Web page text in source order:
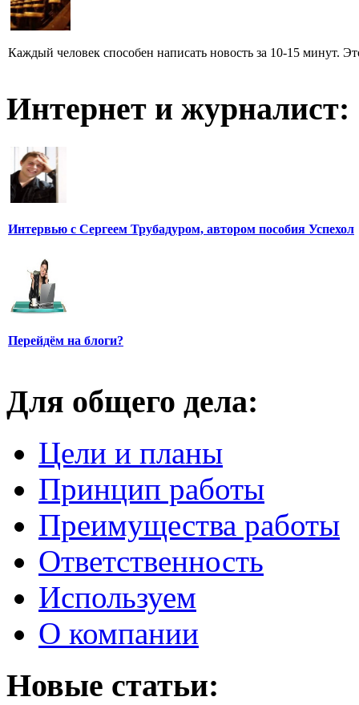
Каждый человек способен написать новость за 10-15 минут.
Интернет и журналист:
Интервью с Сергеем Трубадуром, автором пособия Успехол
Перейдём на блоги?
Для общего дела:
Цели и планы
Принцип работы
Преимущества работы
Ответственность
Используем
О компании
Новые статьи: